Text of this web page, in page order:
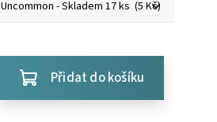
Přidat do košíku